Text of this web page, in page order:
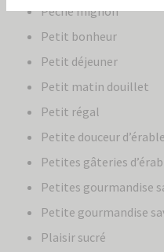
Péché mignon
Petit bonheur
Petit déjeuner
Petit matin douillet
Petit régal
Petite douceur d’érable
Petites gâteries
Petites gourmandise
Petite gourmandise
Plaisir sucré